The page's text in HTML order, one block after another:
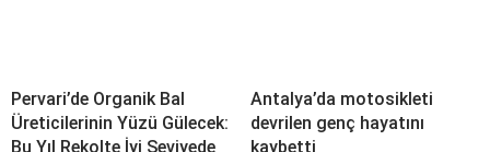
Pervari’de Organik Bal
Üreticilerinin Yüzü Gülecek:
Bu Yıl Rekolte İyi Seviyede
Antalya’da motosikleti
devrilen genç hayatını
kaybetti